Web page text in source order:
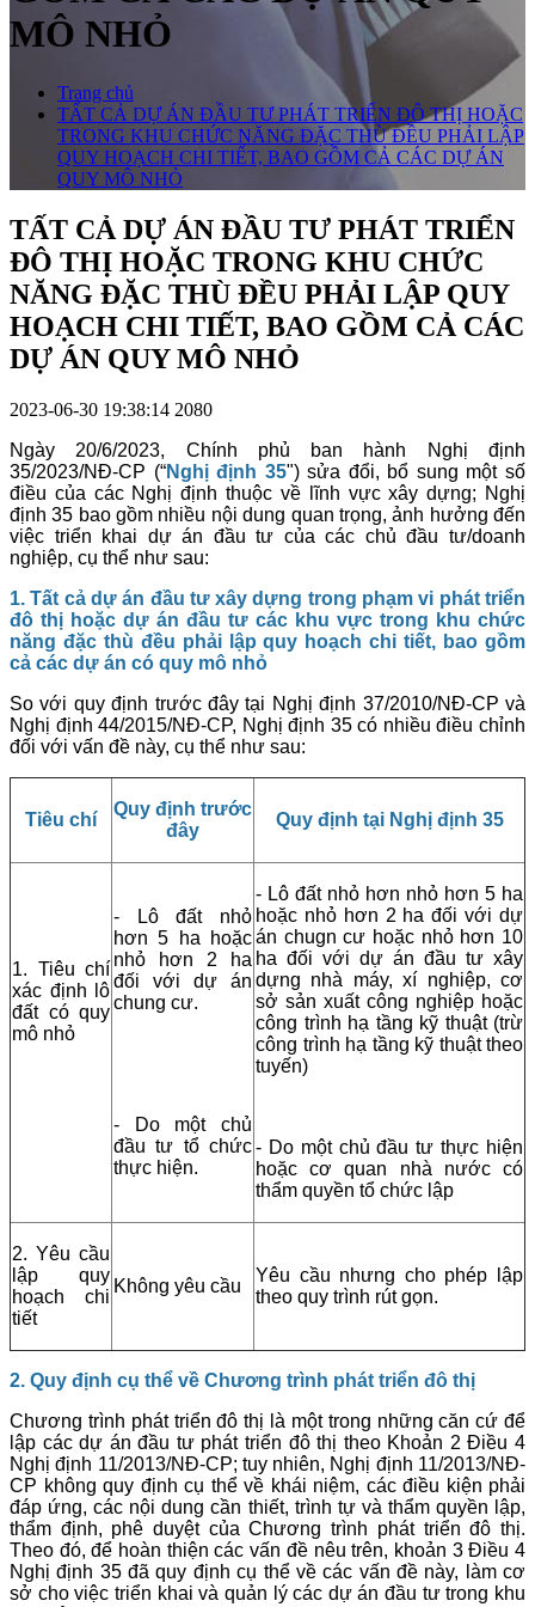
MÔ NHỎ
Trang chủ
TẤT CẢ DỰ ÁN ĐẦU TƯ PHÁT TRIỂN ĐÔ THỊ HOẶC
TRONG KHU CHỨC NĂNG ĐẶC THÙ ĐỀU PHẢI LẬP
QUY HOẠCH CHI TIẾT, BAO GỒM CẢ CÁC DỰ ÁN
QUY MÔ NHỎ
TẤT CẢ DỰ ÁN ĐẦU TƯ PHÁT TRIỂN
ĐÔ THỊ HOẶC TRONG KHU CHỨC
NĂNG ĐẶC THÙ ĐỀU PHẢI LẬP QUY
HOẠCH CHI TIẾT, BAO GỒM CẢ CÁC
DỰ ÁN QUY MÔ NHỎ
2023-06-30 19:38:14 2080
Ngày 20/6/2023, Chính phủ ban hành Nghị định
35/2023/NĐ-CP (“Nghị định 35") sửa đổi, bổ sung một số
điều của các Nghị định thuộc về lĩnh vực xây dựng; Nghị
định 35 bao gồm nhiều nội dung quan trọng, ảnh hưởng đến
việc triển khai dự án đầu tư của các chủ đầu tư/doanh
nghiệp, cụ thể như sau:
1. Tất cả dự án đầu tư xây dựng trong phạm vi phát triển
đô thị hoặc dự án đầu tư các khu vực trong khu chức
năng đặc thù đều phải lập quy hoạch chi tiết, bao gồm
cả các dự án có quy mô nhỏ
So với quy định trước đây tại Nghị định 37/2010/NĐ-CP và
Nghị định 44/2015/NĐ-CP, Nghị định 35 có nhiều điều chỉnh
đối với vấn đề này, cụ thể như sau:
Tiêu chí
Quy định trước
đây
Quy định tại Nghị định 35
1. Tiêu chí
xác định lô
đất có quy
mô nhỏ
- Lô đất nhỏ
hơn 5 ha hoặc
nhỏ hơn 2 ha
đối với dự án
chung cư.
- Do một chủ
đầu tư tổ chức
thực hiện.
- Lô đất nhỏ hơn nhỏ hơn 5 ha
hoặc nhỏ hơn 2 ha đối với dự
án chugn cư hoặc nhỏ hơn 10
ha đối với dự án đầu tư xây
dựng nhà máy, xí nghiệp, cơ
sở sản xuất công nghiệp hoặc
công trình hạ tầng kỹ thuật (trừ
công trình hạ tầng kỹ thuật theo
tuyến)
- Do một chủ đầu tư thực hiện
hoặc cơ quan nhà nước có
thẩm quyền tổ chức lập
2. Yêu cầu
lập quy
hoạch chi
tiết
Không yêu cầu
Yêu cầu nhưng cho phép lập
theo quy trình rút gọn.
2. Quy định cụ thể về Chương trình phát triển đô thị
Chương trình phát triển đô thị là một trong những căn cứ để
lập các dự án đầu tư phát triển đô thị theo Khoản 2 Điều 4
Nghị định 11/2013/NĐ-CP; tuy nhiên, Nghị định 11/2013/NĐ-
CP không quy định cụ thể về khái niệm, các điều kiện phải
đáp ứng, các nội dung cần thiết, trình tự và thẩm quyền lập,
thẩm định, phê duyệt của Chương trình phát triển đô thị.
Theo đó, để hoàn thiện các vấn đề nêu trên, khoản 3 Điều 4
Nghị định 35 đã quy định cụ thể về các vấn đề này, làm cơ
sở cho việc triển khai và quản lý các dự án đầu tư trong khu